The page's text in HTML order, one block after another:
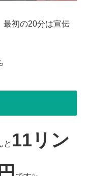
最初の20分は宣伝
と 11リン